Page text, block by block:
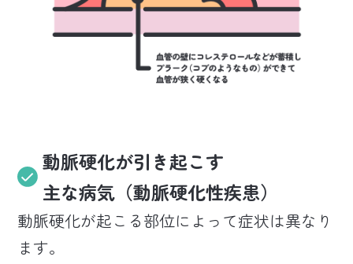
動脈硬化が引き起こす
主な病気（動脈硬化性疾患）
動脈硬化が起こる部位によって症状は異なり
ます。